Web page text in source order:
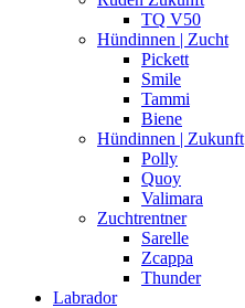
TQ V50
Hündinnen | Zucht
Pickett
Smile
Tammi
Biene
Hündinnen | Zukunft
Polly
Quoy
Valimara
Zuchtrentner
Sarelle
Zcappa
Thunder
Labrador